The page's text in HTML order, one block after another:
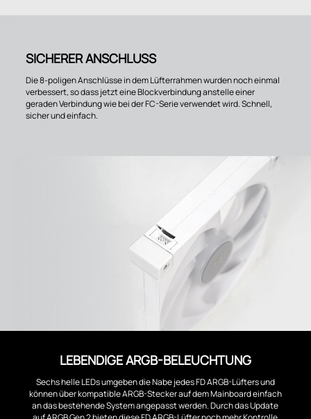
SICHERER ANSCHLUSS
Die 8-poligen Anschlüsse in dem Lüfterrahmen wurden noch einmal
verbessert, so dass jetzt eine Blockverbindung anstelle einer
geraden Verbindung wie bei der FC-Serie verwendet wird. Schnell,
sicher und einfach.
LEBENDIGE ARGB-BELEUCHTUNG
Sechs helle LEDs umgeben die Nabe jedes FD ARGB-Lüfters und
können über kompatible ARGB-Stecker auf dem Mainboard einfach
an das bestehende System angepasst werden. Durch das Update